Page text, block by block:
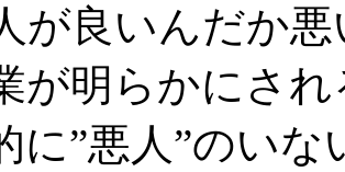
が良いんだか
が明らかにさ
に”悪人”のい